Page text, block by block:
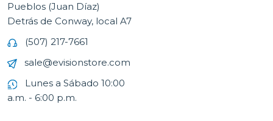
Pueblos (Juan Díaz)
Detrás de Conway, local A7
(507) 217-7661
sale@evisionstore.com
Lunes a Sábado 10:00
a.m. - 6:00 p.m.